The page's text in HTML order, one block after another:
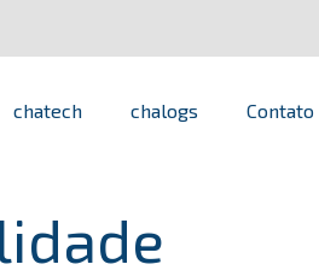
chatech chalogs Contato